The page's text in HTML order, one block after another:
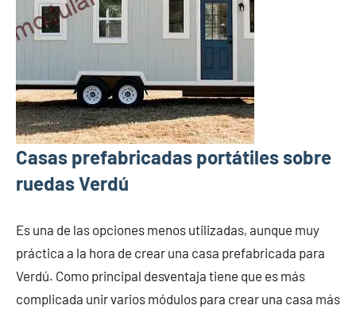
Casas prefabricadas portátiles sobre
ruedas Verdú
Es una de las opciones menos utilizadas, aunque muy
práctica a la hora de crear una casa prefabricada para
Verdú. Como principal desventaja tiene que es más
complicada unir varios módulos para crear una casa más